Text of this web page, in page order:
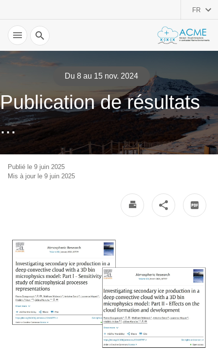
FR
Recherche
Du 8 au 15 nov. 2024
Publication de résultats
...
Publié le 9 juin 2025
Mis à jour le 9 juin 2025